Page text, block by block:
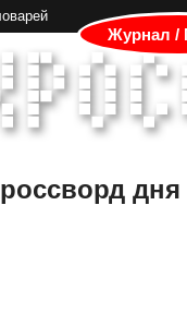
Журнал /
дня